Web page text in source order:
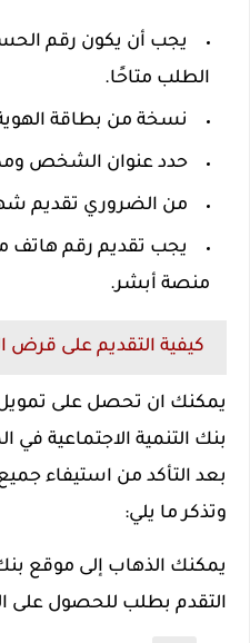
يجب أن يكون رقم
الطلب متاحًا.
نسخة من بطاقة
حدد عنوان الشخص
من الضروري تقديم
يجب تقديم رقم هاتف
منصة أبشر.
كيفية التقديم على قرض
يمكنك ان تحصل على
بنك التنمية الاجتماعية في
بعد التأكد من استيفاء
وتذكر ما يلي:
يمكنك الذهاب إلى موقع بنك
التقدم بطلب للحصول على